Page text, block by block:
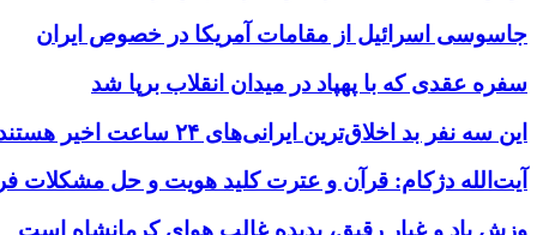
جاسوسی اسرائیل از مقامات آمریکا در خصوص ایران
سفره عقدی که با پهپاد در میدان انقلاب برپا شد
این سه نفر بد اخلاق‌ترین ایرانی‌های ۲۴ ساعت اخیر هستند
آیت‌الله دژکام: قرآن و عترت کلید هویت و حل مشکلات
وزش باد و غبار رقیق، پدیده غالب هوای کرمانشاه است